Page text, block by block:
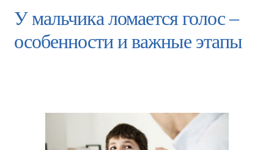
У мальчика ломается голос –
особенности и важные этапы